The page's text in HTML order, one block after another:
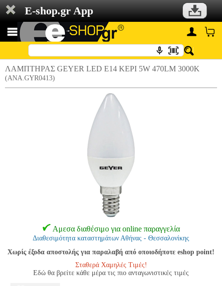
E-shop.gr App
ΛΑΜΠΤΗΡΑΣ GEYER LED E14 ΚΕΡΙ 5W 470LM 3000K
(ANA.GYR0413)
Αμεσα διαθέσιμο για online παραγγελία
Διαθεσιμότητα καταστημάτων Αθήνας - Θεσσαλονίκης
Χωρίς έξοδα αποστολής για παραλαβή από οποιοδήποτε eshop point!
Σταθερά Χαμηλές Τιμές!
Εδώ θα βρείτε κάθε μέρα τις πιο ανταγωνιστικές τιμές